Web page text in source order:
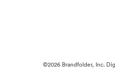
©2026 Brandfolder, Inc.